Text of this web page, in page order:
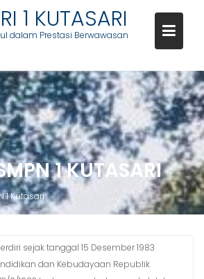
1 KUTASARI
dalam Prestasi Berwawasan
1 KUTASARI
1 Kutasari
sejak tanggal 15 Desember 1983
dan Kebudayaan Republik